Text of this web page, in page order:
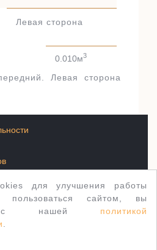
Левая сторона
0.010м3
Левая сторона
для улучшения работы
пользоваться сайтом, вы
с нашей политикой
WordPress тема Jewellery